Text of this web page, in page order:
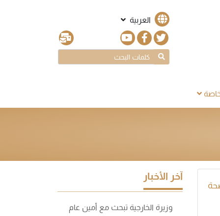
العربية
آخر الأخبار
وزيرة الخارجية تبحث مع أمين عام